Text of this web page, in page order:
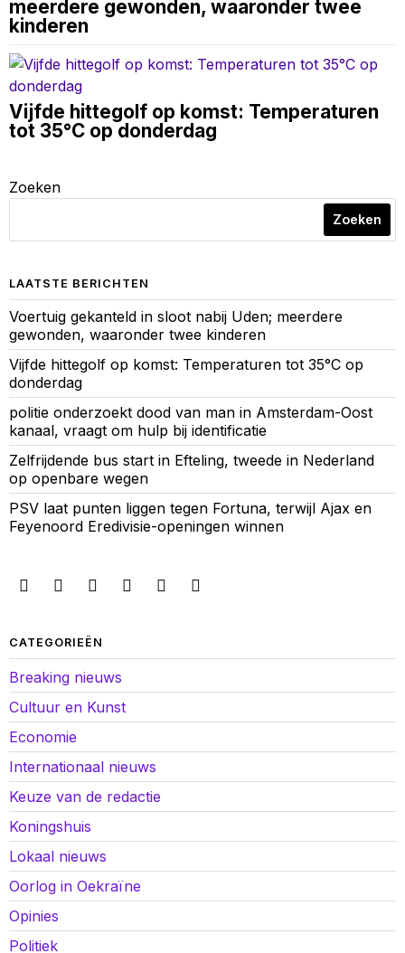
meerdere gewonden, waaronder twee
kinderen
Vijfde hittegolf op komst: Temperaturen
tot 35°C op donderdag
Zoeken
Zoeken
LAATSTE BERICHTEN
Voertuig gekanteld in sloot nabij Uden; meerdere
gewonden, waaronder twee kinderen
Vijfde hittegolf op komst: Temperaturen tot 35°C op
donderdag
politie onderzoekt dood van man in Amsterdam-Oost
kanaal, vraagt om hulp bij identificatie
Zelfrijdende bus start in Efteling, tweede in Nederland
op openbare wegen
PSV laat punten liggen tegen Fortuna, terwijl Ajax en
Feyenoord Eredivisie-openingen winnen
CATEGORIEËN
Breaking nieuws
Cultuur en Kunst
Economie
Internationaal nieuws
Keuze van de redactie
Koningshuis
Lokaal nieuws
Oorlog in Oekraïne
Opinies
Politiek